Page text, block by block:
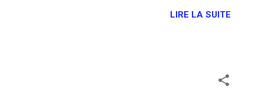
LIRE LA SUITE